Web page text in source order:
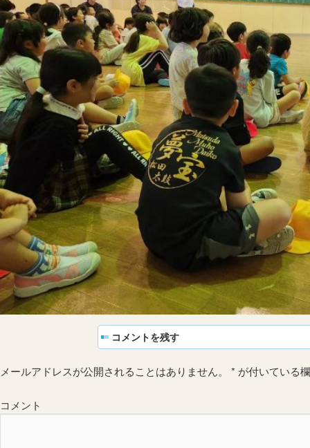
コメントを残す
メールアドレスが公開されることはありません。 * が付いている
コメント